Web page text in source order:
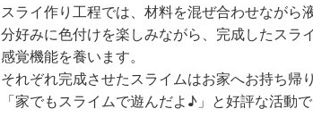
スライ作り工程では、材料を混ぜ合わせながら
分好みに色付けを楽しみながら、完成したスラ
感覚機能を養います。
それぞれ完成させたスライムはお家へお持ち帰
「家でもスライムで遊んだよ♪」と好評な活動で